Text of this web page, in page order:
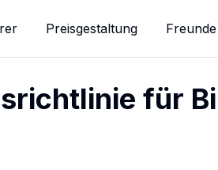
Preisgestaltung
für